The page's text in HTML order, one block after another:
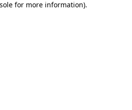
for more information).